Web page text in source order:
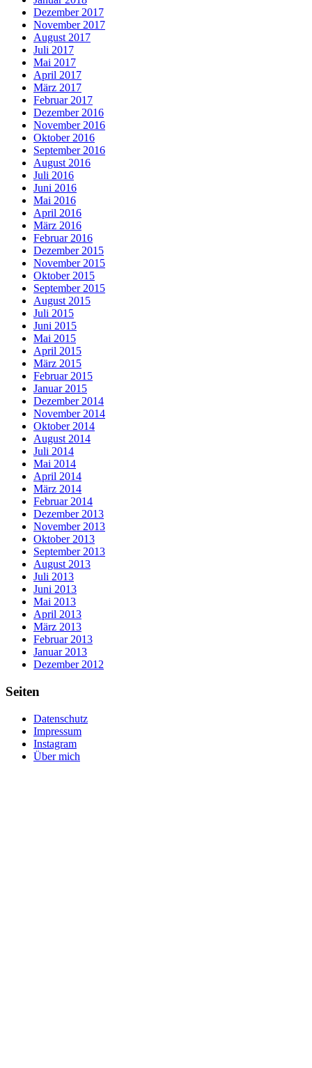
Dezember 2017
November 2017
August 2017
Juli 2017
Mai 2017
April 2017
März 2017
Februar 2017
Dezember 2016
November 2016
Oktober 2016
September 2016
August 2016
Juli 2016
Juni 2016
Mai 2016
April 2016
März 2016
Februar 2016
Dezember 2015
November 2015
Oktober 2015
September 2015
August 2015
Juli 2015
Juni 2015
Mai 2015
April 2015
März 2015
Februar 2015
Januar 2015
Dezember 2014
November 2014
Oktober 2014
August 2014
Juli 2014
Mai 2014
April 2014
März 2014
Februar 2014
Dezember 2013
November 2013
Oktober 2013
September 2013
August 2013
Juli 2013
Juni 2013
Mai 2013
April 2013
März 2013
Februar 2013
Januar 2013
Dezember 2012
Seiten
Datenschutz
Impressum
Instagram
Über mich